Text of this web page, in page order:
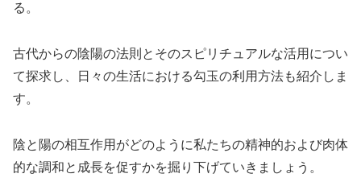
る。
古代からの陰陽の法則とそのスピリチュアルな活用につい
て探求し、日々の生活における勾玉の利用方法も紹介しま
す。
陰と陽の相互作用がどのように私たちの精神的および肉体
的な調和と成長を促すかを掘り下げていきましょう。